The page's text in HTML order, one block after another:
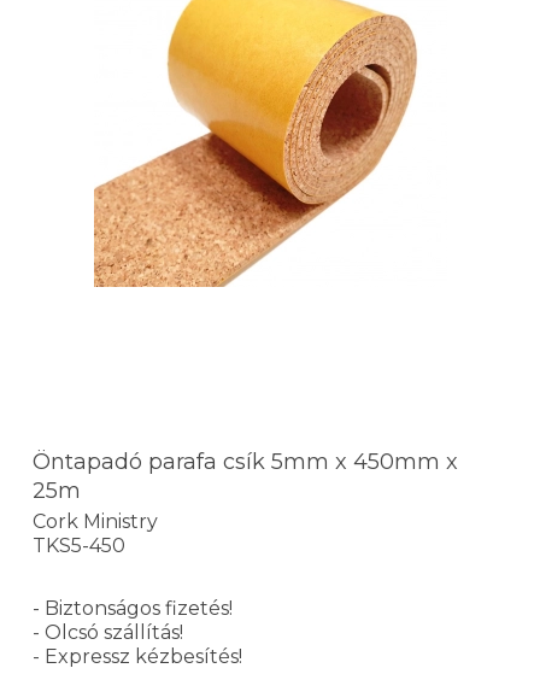
Öntapadó parafa csík 5mm x 450mm x
25m
Cork Ministry
TKS5-450
- Biztonságos fizetés!
- Olcsó szállítás!
- Expressz kézbesítés!